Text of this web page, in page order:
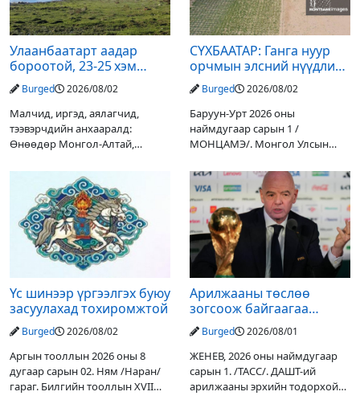
Улаанбаатарт аадар
бороотой, 23-25 хэм
дулаан байна
Burged 2026/08/02
Малчид, иргэд, аялагчид,
тээвэрчдийн анхааралд:
Өнөөдөр Монгол-Алтай,
уулархаг нутгаар бороо, дуу
цахилгаантай аадар бороо
орох тул голуудын усны
түвшин нэмэгдэх, нөөлөг
СҮХБААТАР: Ганга нуур
орчмын элсний нүүдлийг
зогсоох туршилтын ажил
үр дүнгээ өгч эхэлжээ
Burged 2026/08/02
Баруун-Урт 2026 оны
наймдугаар сарын 1 /
МОНЦАМЭ/. Монгол Улсын
Дарьгангын Ганга нуурыг
сэргээн, хамгаалах төслийг
улсын төсвийн хөрөнгө
оруулалтаар хийж буй.
Төслийн
Үс шинээр үргээлгэх буюу
засуулахад тохиромжтой
Burged 2026/08/02
Аргын тооллын 2026 оны 8
дугаар сарын 02. Ням /Наран/
гараг. Билгийн тооллын XVII
Арилжааны төслөө
зогсоож байгаагаа
Ж.Инфантино мэдэгдэв
Burged 2026/08/01
ЖЕНЕВ, 2026 оны наймдугаар
сарын 1. /ТАСС/. ДАШТ-ий
арилжааны эрхийн тодорхой